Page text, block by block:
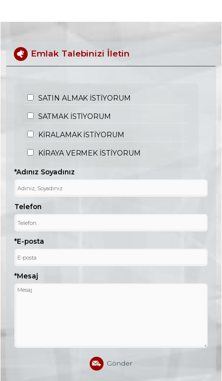
Emlak Talebinizi İletin
SATIN ALMAK İSTİYORUM
SATMAK İSTİYORUM
KİRALAMAK İSTİYORUM
KİRAYA VERMEK İSTİYORUM
*Adınız Soyadınız
Telefon
*E-posta
*Mesaj
Gönder